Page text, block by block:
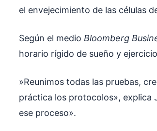
el envejecimiento de las células
Según el medio Bloomberg
horario rígido de sueño y
»Reunimos todas las pruebas,
práctica los protocolos», explica
ese proceso».